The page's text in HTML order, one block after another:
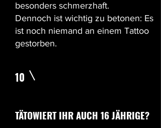
besonders schmerzhaft.
Dennoch ist wichtig zu betonen: Es
ist noch niemand an einem Tattoo
gestorben.
10
TÄTOWIERT IHR AUCH 16 JÄHRIGE?